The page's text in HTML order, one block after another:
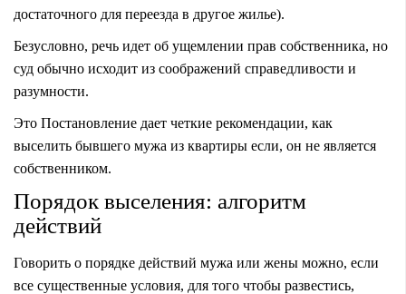
достаточного для переезда в другое жилье).
Безусловно, речь идет об ущемлении прав собственника, но
суд обычно исходит из соображений справедливости и
разумности.
Это Постановление дает четкие рекомендации, как
выселить бывшего мужа из квартиры если, он не является
собственником.
Порядок выселения: алгоритм
действий
Говорить о порядке действий мужа или жены можно, если
все существенные условия, для того чтобы развестись,